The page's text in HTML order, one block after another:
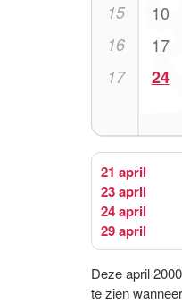
15 10
16 17
17 24
21 april
23 april
24 april
29 april
Deze april
te zien